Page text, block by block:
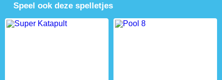
Speel ook deze spelletjes